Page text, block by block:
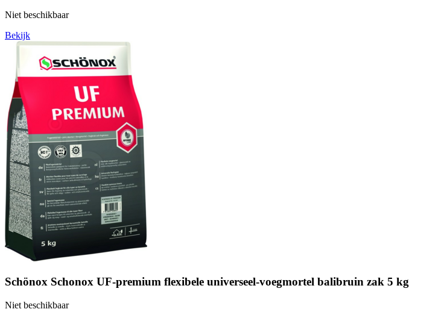
Niet beschikbaar
Bekijk
Schönox Schonox UF-premium flexibele universeel-voegmortel balibruin zak 5 kg
Niet beschikbaar